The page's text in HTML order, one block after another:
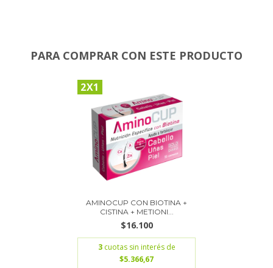
PARA COMPRAR CON ESTE PRODUCTO
2X1
AMINOCUP CON BIOTINA +
CISTINA + METIONI...
$16.100
3 cuotas sin interés de
$5.366,67